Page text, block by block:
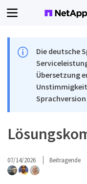
Die deutsche
Übersetzung
07/14/2026 Beitragende